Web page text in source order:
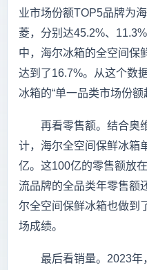
业市场份额TOP5品牌为
菱，分别达45.2%、
中，海尔冰箱的全空间保
达到了16.7%。从这个数
冰箱的“单一品类市场份额
再看零售额。结合奥维
计，海尔全空间保鲜冰箱
亿。这100亿的零售额放
流品牌的全品类年零售额
尔全空间保鲜冰箱也做到
场成绩。
最后看销量。2023年